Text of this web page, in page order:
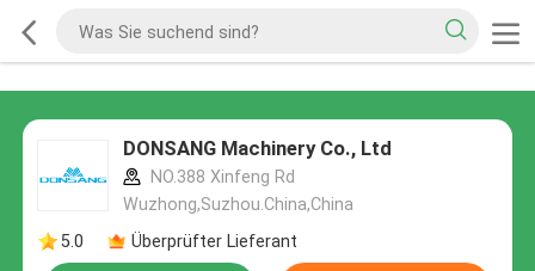
DONSANG Machinery Co., Ltd
NO.388 Xinfeng Rd
Wuzhong,Suzhou.China,China
5.0
Überprüfter Lieferant